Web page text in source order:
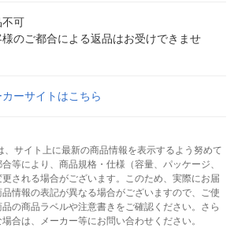
不可
様のご都合による返品はお受けできませ
カーサイトはこちら
、サイト上に最新の商品情報を表示するよう努めて
等により、商品規格・仕様（容量、パッケージ、
される場合がございます。このため、実際にお届
情報の表記が異なる場合がございますので、ご使
の商品ラベルや注意書きをご確認ください。さら
合は、メーカー等にお問い合わせください。